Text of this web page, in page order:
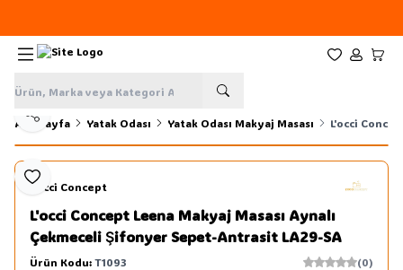
Favorilerim
Hesabım
Ana Sayfa Yatak Odası Yatak Odası Makyaj Masası L'occi
Favoriye Ekle
Paylaş
L'occi Concept
L'occi Concept Leena Makyaj Masası Aynalı
Çekmeceli Şifonyer Sepet-Antrasit LA29-SA
Ürün Kodu:T1093 (0)